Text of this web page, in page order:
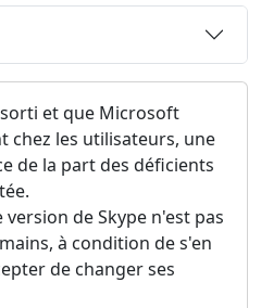
et que Microsoft
chez les utilisateurs, une
de la part des déficients
de Skype n'est pas
à condition de s'en
de changer ses